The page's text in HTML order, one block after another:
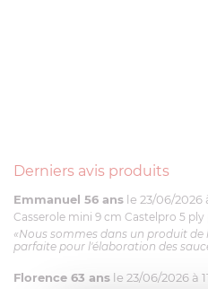
Derniers avis produits
Emmanuel 56 ans le 23/06/2026
Casserole mini 9 cm Castelpro 5
«Nous sommes dans un produit
parfaite pour l'élaboration des
Florence 63 ans le 23/06/2026 à